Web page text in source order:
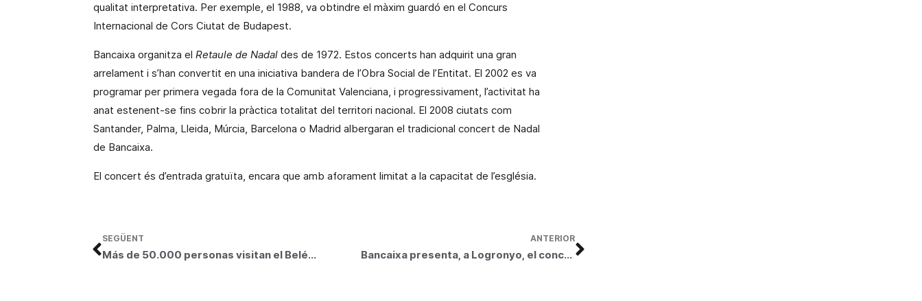
qualitat interpretativa. Per exemple, el 1988, va obtindre el màxim guardó en el Concurs
Internacional de Cors Ciutat de Budapest.
Bancaixa organitza el Retaule de Nadal des de 1972. Estos concerts han adquirit una gran
arrelament i s’han convertit en una iniciativa bandera de l’Obra Social de l’Entitat. El 2002 es va
programar per primera vegada fora de la Comunitat Valenciana, i progressivament, l’activitat ha
anat estenent-se fins cobrir la pràctica totalitat del territori nacional. El 2008 ciutats com
Santander, Palma, Lleida, Múrcia, Barcelona o Madrid albergaran el tradicional concert de Nadal
de Bancaixa.
El concert és d’entrada gratuïta, encara que amb aforament limitat a la capacitat de l’església.
ANTERIOR
Bancaixa presenta, a Logronyo, el concert “Retaule de Nadal”
SEGÜENT
Más de 50.000 personas visitan el Belén Bancaja en Tarragona